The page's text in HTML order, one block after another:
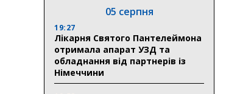
05 серпня
19:27
Лікарня Святого Пантелеймона
отримала апарат УЗД та
обладнання від партнерів із
Німеччини